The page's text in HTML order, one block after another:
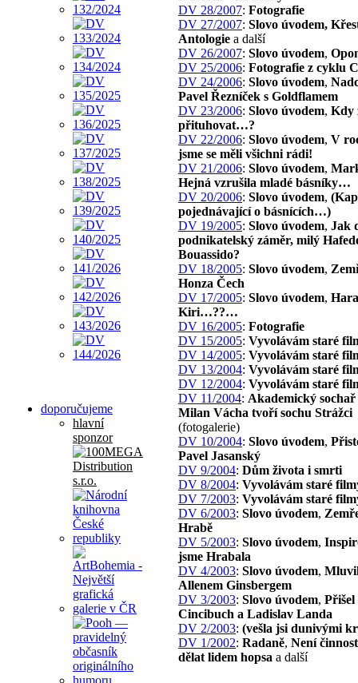
doporučujeme
hlavní
sponzor
DV 28/2007: Fotografie
DV 27/2007: Slovo úvodem,
Antologie a další
DV 26/2007: Slovo úvodem,
DV 25/2006: Fotografie z cyklu
DV 24/2006: Slovo úvodem,
Pavel Řezníček s Goldflamem
DV 23/2006: Slovo úvodem, Kdy
přituhovat…?
DV 22/2006: Slovo úvodem, V
jsme se měli všichni rádi!
DV 21/2006: Slovo úvodem,
Hejná vzrušila mladé básníky…
DV 20/2006: Slovo úvodem,
pojednávající o básnících…)
DV 19/2005: Slovo úvodem, Jak
podnikatelský záměr, milý
Bouassido?
DV 18/2005: Slovo úvodem,
Honza Čech
DV 17/2005: Slovo úvodem, Hara
Kiri…??…
DV 16/2005: Fotografie
DV 15/2005: Vyvolávám staré
DV 14/2005: Vyvolávám staré
DV 13/2004: Vyvolávám staré
DV 12/2004: Vyvolávám staré
DV 11/2004: Akademický sochař
Milan Vácha tvoří sochu Strážci
(fotogalerie)
DV 10/2004: Slovo úvodem,
Pavel Jasanský
DV 9/2004: Dům života i smrti
DV 8/2004: Vyvolávám staré
DV 7/2003: Vyvolávám staré
DV 6/2003: Slovo úvodem,
Hrabě
DV 5/2003: Slovo úvodem,
jsme Hrabala
DV 4/2003: Slovo úvodem,
Allenem Ginsbergem
DV 3/2003: Slovo úvodem, Přišel
Cincibuch a Ladislav Landa
DV 2/2003: (vešla jsi dunivými
DV 1/2002: Radaně, Není
dělat lidem hopsa a další